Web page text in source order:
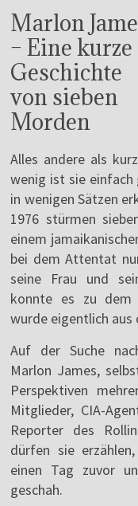
Marlon
– Eine kurze
Geschichte
von sieben
Morden
Alles andere als
wenig ist sie
in wenigen Sätzen
1976 stürmen
einem
bei dem Attentat
seine Frau und
konnte es zu dem
wurde eigentlich aus
Auf der Suche
Marlon James,
Perspektiven
Mitglieder, CIA-
Reporter des
dürfen sie
einen Tag zuvor
geschah.